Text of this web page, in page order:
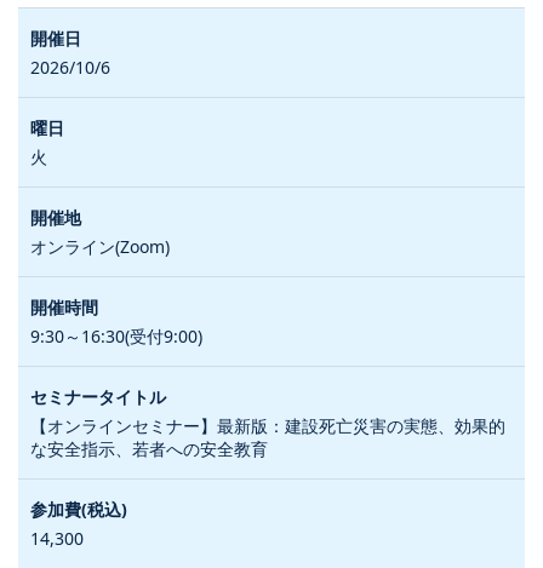
2026/10/6
火
オンライン(Zoom)
9:30～16:30(受付9:00)
【オンラインセミナー】最新版：建設死亡災害の実態、効果的
な安全指示、若者への安全教育
14,300